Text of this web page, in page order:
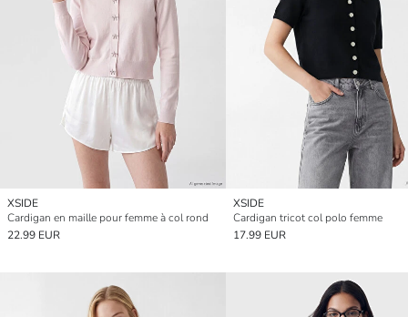
XSIDE
Cardigan en maille pour femme à col rond
22.99 EUR
XSIDE
Cardigan tricot col polo femme
17.99 EUR